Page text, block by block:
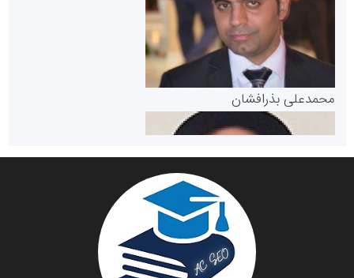
پایگاه خبری گفتمان یزد
مرجع اخبار موثق در بازارسرمایه
سازمان صنعت،معدن و تجارت
محمدعلی بذرافشان